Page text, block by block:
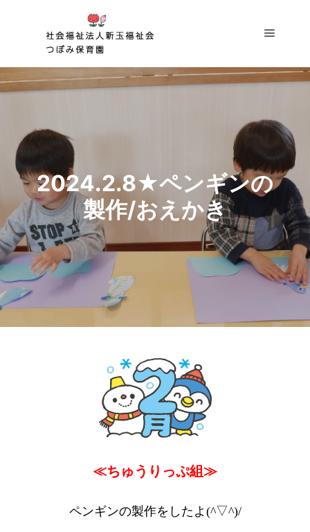
2024.2.8★ペンギンの
製作/おえかき
≪ちゅうりっぷ組≫
ペンギンの製作をしたよ(^▽^)/